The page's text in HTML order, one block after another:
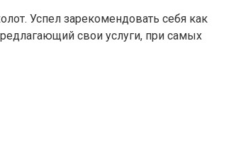
Успел зарекомендовать себя как
свои услуги, при самых